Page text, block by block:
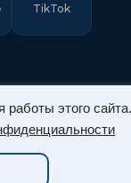
этого сайта.
TikTok